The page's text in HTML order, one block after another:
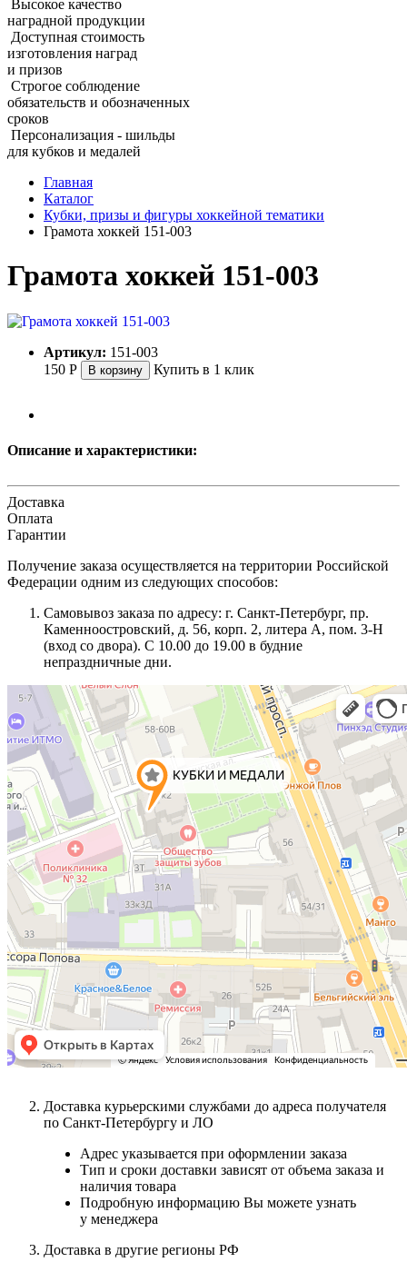
Высокое качество
наградной продукции
Доступная стоимость
изготовления наград
и призов
Строгое соблюдение
обязательств и обозначенных
сроков
Персонализация - шильды
для кубков и медалей
Главная
Каталог
Кубки, призы и фигуры хоккейной тематики
Грамота хоккей 151‑003
Грамота хоккей 151‑003
Артикул: 151-003
150 Р В корзину Купить в 1 клик
Описание и характеристики:
Доставка
Оплата
Гарантии
Получение заказа осуществляется на территории Российской
Федерации одним из следующих способов:
Самовывоз заказа по адресу: г. Санкт-Петербург, пр.
Каменноостровский, д. 56, корп. 2, литера А, пом. 3-Н
(вход со двора). С 10.00 до 19.00 в будние
непраздничные дни.
Доставка курьерскими службами до адреса получателя
по Санкт-Петербургу и ЛО
Адрес указывается при оформлении заказа
Тип и сроки доставки зависят от объема заказа и
наличия товара
Подробную информацию Вы можете узнать
у менеджера
Доставка в другие регионы РФ